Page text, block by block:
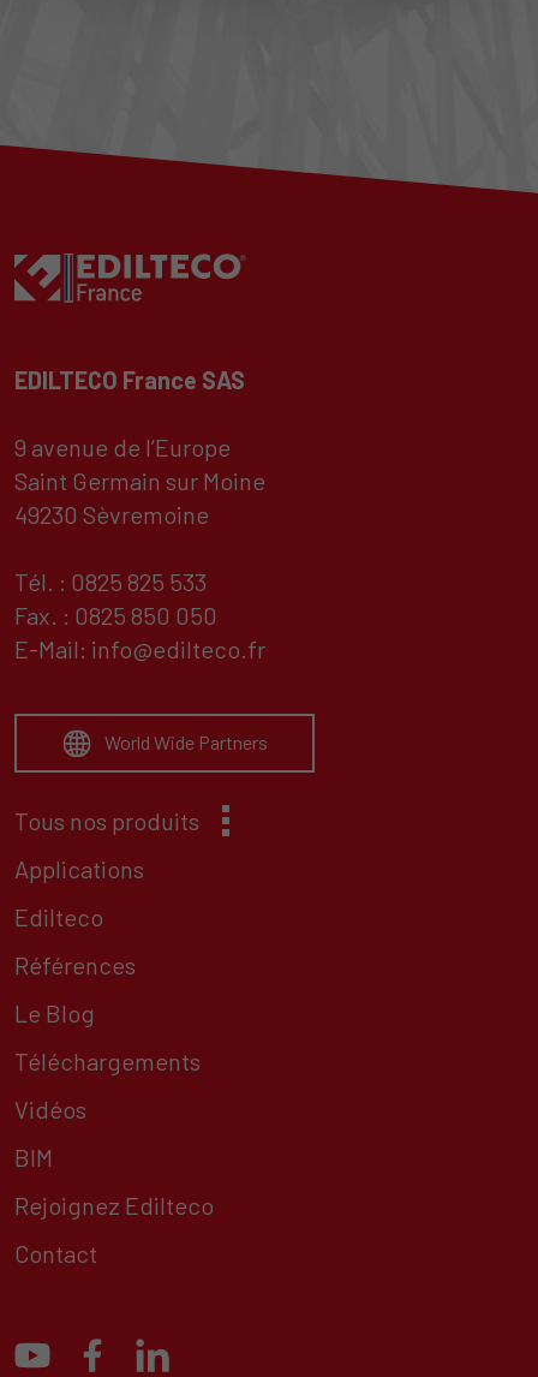
EDILTECO France SAS
9 avenue de l’Europe
Saint Germain sur Moine
49230 Sèvremoine
Tél. : 0825 825 533
Fax. : 0825 850 050
E-Mail: info@edilteco.fr
World Wide Partners
Tous nos produits
Applications
Edilteco
Références
Le Blog
Téléchargements
Vidéos
BIM
Rejoignez Edilteco
Contact